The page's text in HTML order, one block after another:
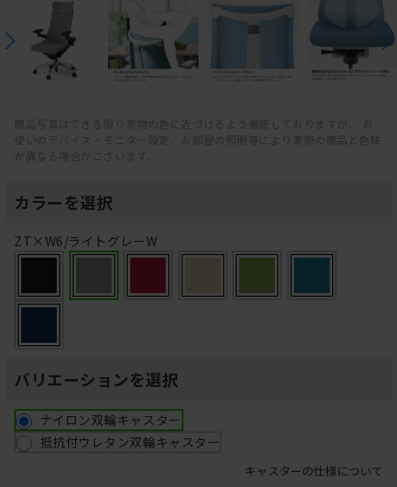
商品写真はできる限り実物の色に近づけるよう徹底しておりますが、 お
使いのデバイス・モニター設定、お部屋の照明等により実際の商品と色味
が異なる場合がございます。
カラーを選択
ZT×W6/ライトグレーW
バリエーションを選択
ナイロン双輪キャスター
抵抗付ウレタン双輪キャスター
キャスターの仕様について